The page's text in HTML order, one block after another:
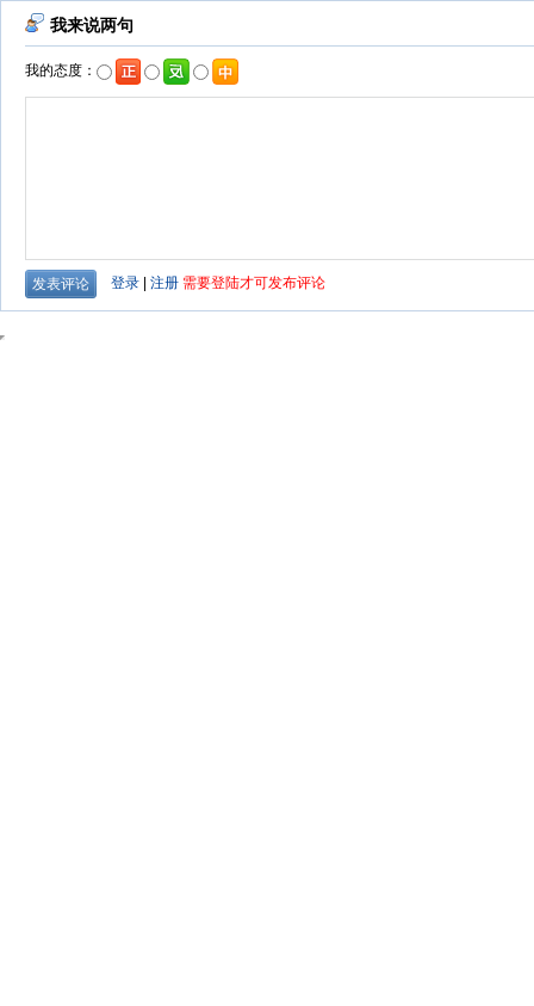
我来说两句
我的态度：
登录 注册 需要登陆才可发布评论